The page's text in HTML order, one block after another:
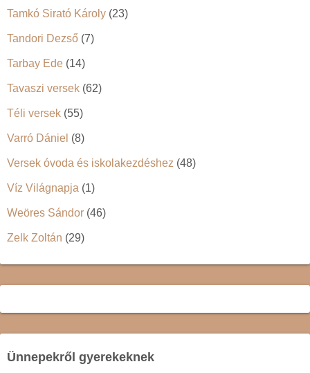
Tamkó Sirató Károly (23)
Tandori Dezső (7)
Tarbay Ede (14)
Tavaszi versek (62)
Téli versek (55)
Varró Dániel (8)
Versek óvoda és iskolakezdéshez (48)
Víz Világnapja (1)
Weöres Sándor (46)
Zelk Zoltán (29)
Ünnepekről gyerekeknek